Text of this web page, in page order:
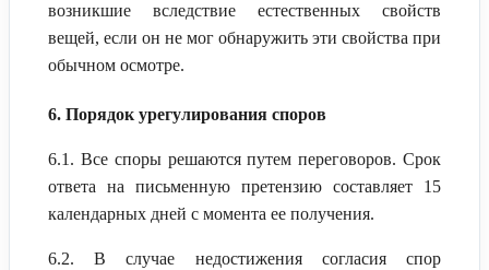
возникшие вследствие естественных свойств
вещей, если он не мог обнаружить эти свойства при
обычном осмотре.
6. Порядок урегулирования споров
6.1. Все споры решаются путем переговоров. Срок
ответа на письменную претензию составляет 15
календарных дней с момента ее получения.
6.2. В случае недостижения согласия спор